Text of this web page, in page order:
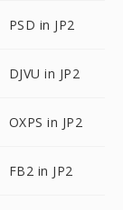
PSD in JP2
DJVU in JP2
OXPS in JP2
FB2 in JP2